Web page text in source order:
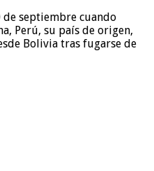
de septiembre cuando
Perú, su país de origen,
Bolivia tras fugarse de